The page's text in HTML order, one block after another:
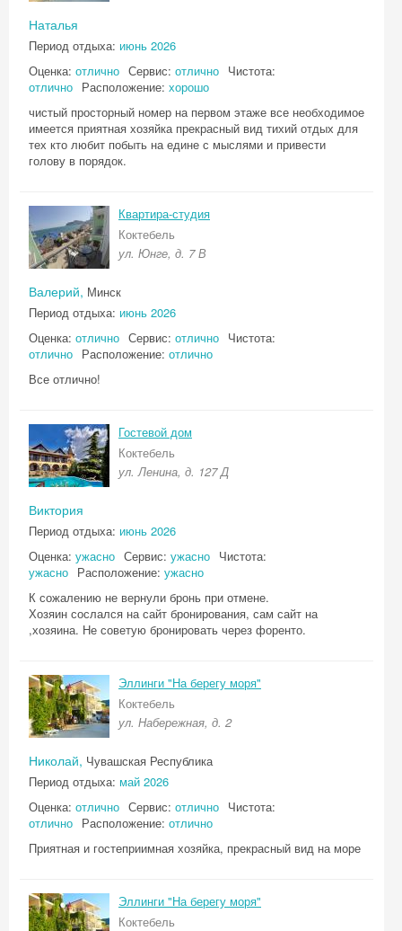
Наталья
Период отдыха: июнь 2026
Оценка: отлично Сервис: отлично Чистота:
отлично Расположение: хорошо
чистый просторный номер на первом этаже все необходимое
имеется приятная хозяйка прекрасный вид тихий отдых для
тех кто любит побыть на едине с мыслями и привести
голову в порядок.
Квартира-студия
Коктебель
ул. Юнге, д. 7 В
Валерий, Минск
Период отдыха: июнь 2026
Оценка: отлично Сервис: отлично Чистота:
отлично Расположение: отлично
Все отлично!
Гостевой дом
Коктебель
ул. Ленина, д. 127 Д
Виктория
Период отдыха: июнь 2026
Оценка: ужасно Сервис: ужасно Чистота:
ужасно Расположение: ужасно
К сожалению не вернули бронь при отмене.
Хозяин сослался на сайт бронирования, сам сайт на
,хозяина. Не советую бронировать через форенто.
Эллинги "На берегу моря"
Коктебель
ул. Набережная, д. 2
Николай, Чувашская Республика
Период отдыха: май 2026
Оценка: отлично Сервис: отлично Чистота:
отлично Расположение: отлично
Приятная и гостеприимная хозяйка, прекрасный вид на море
Эллинги "На берегу моря"
Коктебель